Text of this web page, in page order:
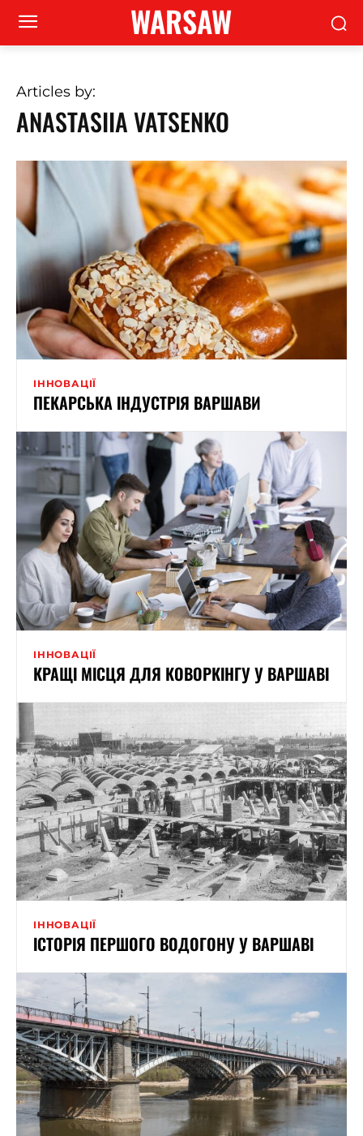
WARSAW
Articles by:
ANASTASIIA VATSENKO
ІННОВАЦІЇ
ПЕКАРСЬКА ІНДУСТРІЯ ВАРШАВИ
ІННОВАЦІЇ
КРАЩІ МІСЦЯ ДЛЯ КОВОРКІНГУ У ВАРШАВІ
ІННОВАЦІЇ
ІСТОРІЯ ПЕРШОГО ВОДОГОНУ У ВАРШАВІ